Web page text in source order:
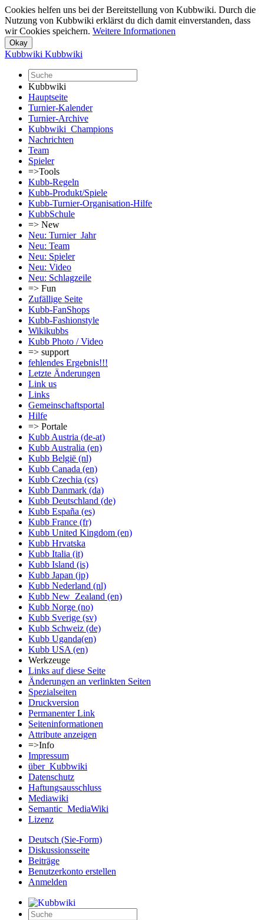
Cookies helfen uns bei der Bereitstellung von Kubbwiki. Durch die
Nutzung von Kubbwiki erklärst du dich damit einverstanden, dass
wir Cookies speichern. Weitere Informationen
Kubbwiki Kubbwiki
Kubbwiki
Hauptseite
Turnier-Kalender
Turnier-Archive
Kubbwiki_Champions
Nachrichten
Team
Spieler
=>Tools
Kubb-Regeln
Kubb-Produkt/Spiele
Kubb-Turnier-Organisation-Hilfe
KubbSchule
=> New
Neu: Turnier_Jahr
Neu: Team
Neu: Spieler
Neu: Video
Neu: Schlagzeile
=> Fun
Zufällige Seite
Kubb-FanShops
Kubb-Fashionstyle
Wikikubbs
Kubb Photo / Video
=> support
fehlendes Ergebnis!!!
Letzte Änderungen
Link us
Links
Gemeinschafts­portal
Hilfe
=> Portale
Kubb Austria (de-at)
Kubb Australia (en)
Kubb België (nl)
Kubb Canada (en)
Kubb Czechia (cs)
Kubb Danmark (da)
Kubb Deutschland (de)
Kubb España (es)
Kubb France (fr)
Kubb United Kingdom (en)
Kubb Hrvatska
Kubb Italia (it)
Kubb Island (is)
Kubb Japan (jp)
Kubb Nederland (nl)
Kubb New_Zealand (en)
Kubb Norge (no)
Kubb Sverige (sv)
Kubb Schweiz (de)
Kubb Uganda(en)
Kubb USA (en)
Werkzeuge
Links auf diese Seite
Änderungen an verlinkten Seiten
Spezialseiten
Druckversion
Permanenter Link
Seiten­informationen
Attribute anzeigen
=>Info
Impressum
über_Kubbwiki
Datenschutz
Haftungsausschluss
Mediawiki
Semantic_MediaWiki
Lizenz
Deutsch (Sie-Form)‎
Diskussionsseite
Beiträge
Benutzerkonto erstellen
Anmelden